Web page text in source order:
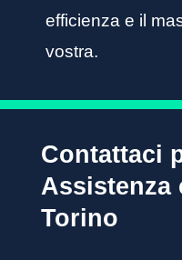
efficienza e il
vostra.
Contattaci
Assistenza
Torino